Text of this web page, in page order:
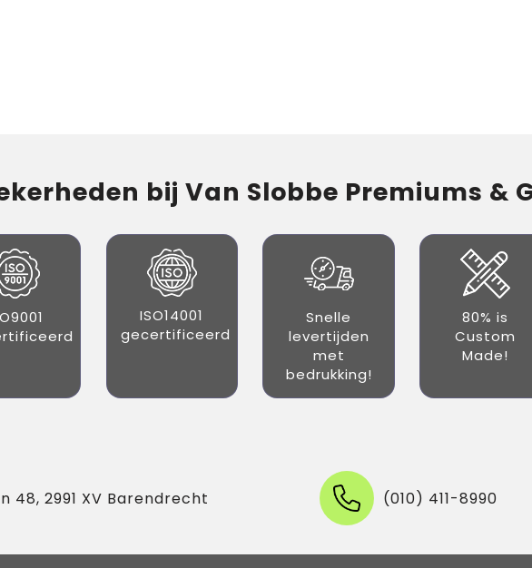
bij Van Slobbe Premiums &
ISO14001
gecertificeerd
Snelle
levertijden
met
bedrukking!
80% is
Custom
Made!
48, 2991 XV Barendrecht (010) 411-8990